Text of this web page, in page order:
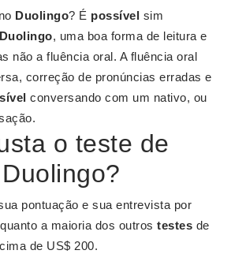
Duolingo? É possível sim
Duolingo, uma boa forma de leitura e
não a fluência oral. A fluência oral
correção de pronúncias erradas e
conversando com um nativo, ou
o teste de
pontuação e sua entrevista por
a maioria dos outros testes de
de US$ 200.